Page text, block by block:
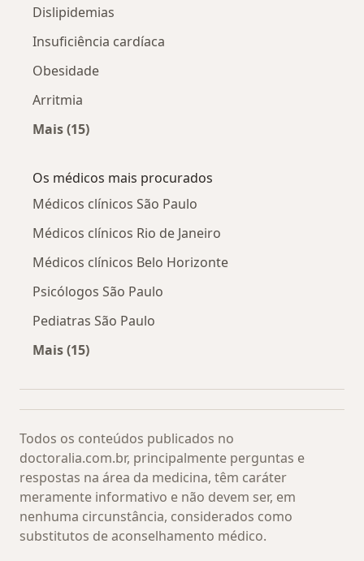
Dislipidemias
Insuficiência cardíaca
Obesidade
Arritmia
Mais (15)
Os médicos mais procurados
Médicos clínicos São Paulo
Médicos clínicos Rio de Janeiro
Médicos clínicos Belo Horizonte
Psicólogos São Paulo
Pediatras São Paulo
Mais (15)
Todos os conteúdos publicados no
doctoralia.com.br, principalmente perguntas e
respostas na área da medicina, têm caráter
meramente informativo e não devem ser, em
nenhuma circunstância, considerados como
substitutos de aconselhamento médico.